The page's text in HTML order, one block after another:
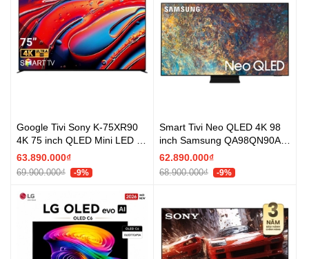
Google Tivi Sony K-75XR90
4K 75 inch QLED Mini LED AI
- Chính hãng
63.890.000₫
69.900.000₫ -9%
Smart Tivi Neo QLED 4K 98
inch Samsung QA98QN90A -
Chính hãng
62.890.000₫
68.900.000₫ -9%